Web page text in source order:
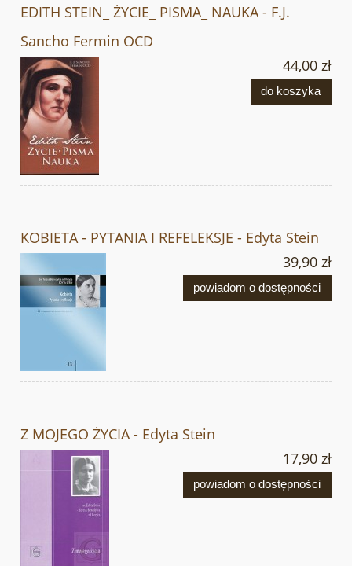
EDITH STEIN_ ŻYCIE_ PISMA_ NAUKA - F.J.
Sancho Fermin OCD
44,00 zł
do koszyka
KOBIETA - PYTANIA I REFELEKSJE - Edyta Stein
39,90 zł
powiadom o dostępności
Z MOJEGO ŻYCIA - Edyta Stein
17,90 zł
powiadom o dostępności